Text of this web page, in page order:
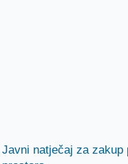
Javni natječaj za zakup